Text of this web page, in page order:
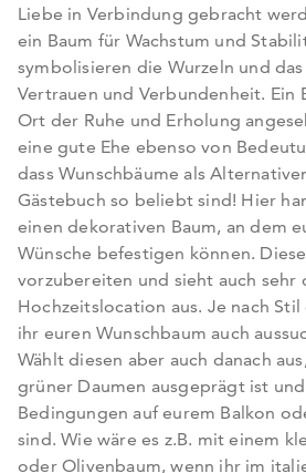
Liebe in Verbindung gebracht
ein Baum für Wachstum und
symbolisieren die Wurzeln und
Vertrauen und Verbundenheit. Ein
Ort der Ruhe und Erholung
eine gute Ehe ebenso von
dass Wunschbäume als
Gästebuch so beliebt sind! Hier
einen dekorativen Baum, an dem
Wünsche befestigen können.
vorzubereiten und sieht auch sehr
Hochzeitslocation aus. Je nach
ihr euren Wunschbaum auch
Wählt diesen aber auch danach
grüner Daumen ausgeprägt ist
Bedingungen auf eurem Balkon
sind. Wie wäre es z.B. mit einem
oder Olivenbaum, wenn ihr im